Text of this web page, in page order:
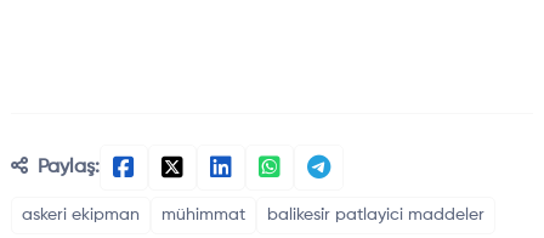
Paylaş:
askeri ekipman mühimmat balikesi̇r patlayici maddeler